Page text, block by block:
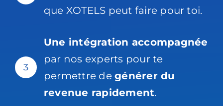
que XOTELS peut faire pour toi.
3
Une intégration accompagnée
par nos experts pour te
permettre degénérer du
revenue rapidement.